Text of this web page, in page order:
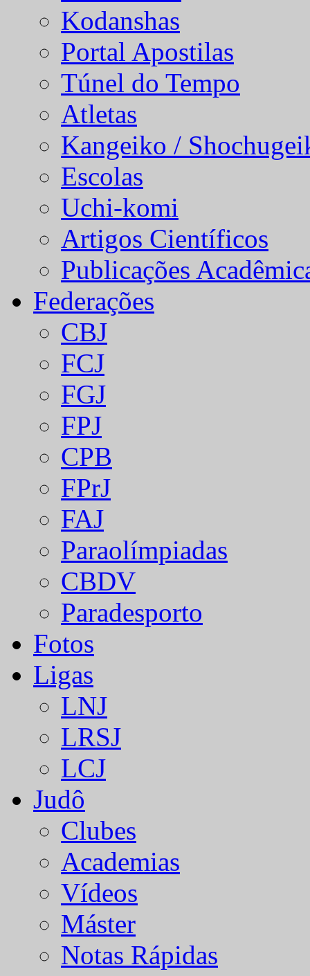
Kodanshas
Portal Apostilas
Túnel do Tempo
Atletas
Kangeiko /
Escolas
Uchi-komi
Artigos Científicos
Publicações
Federações
CBJ
FCJ
FGJ
FPJ
CPB
FPrJ
FAJ
Paraolímpiadas
CBDV
Paradesporto
Fotos
Ligas
LNJ
LRSJ
LCJ
Judô
Clubes
Academias
Vídeos
Máster
Notas Rápidas